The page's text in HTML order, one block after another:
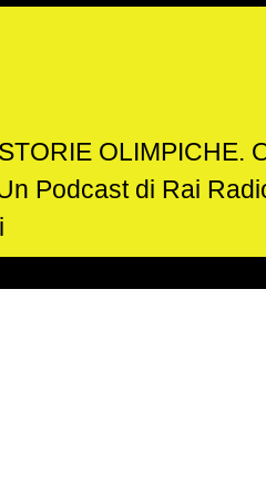
OLIMPICHE.
Podcast di Rai